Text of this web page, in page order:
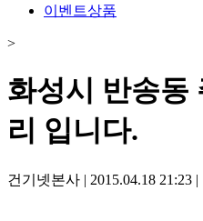
이벤트상품
>
화성시 반송동
리 입니다.
건기넷본사 | 2015.04.18 21:23 |